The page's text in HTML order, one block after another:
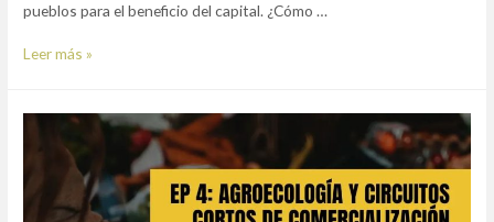
pueblos para el beneficio del capital. ¿Cómo …
Episodio
Leer más »